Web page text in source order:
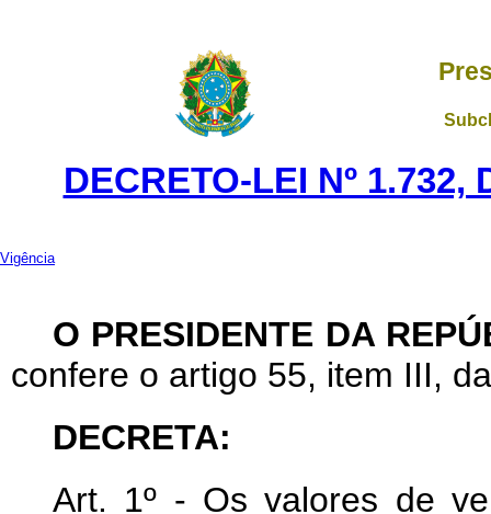
DECRETO-LEI Nº 1.732,
Vigência
O PRESIDENTE DA
confere o artigo 55, item III,
DECRETA:
Art. 1º - Os valores de